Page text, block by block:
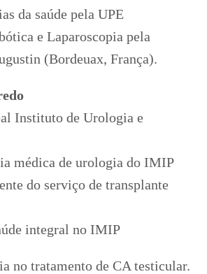
da saúde pela UPE
e Laparoscopia pela
(Bordeuax, França).
Instituto de Urologia e
médica de urologia do IMIP
do serviço de transplante
integral no IMIP
no tratamento de CA testicular.